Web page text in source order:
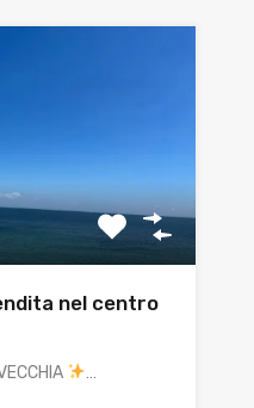
nel centro
…